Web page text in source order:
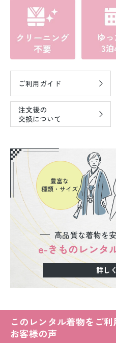
ご利用ガイド
注文後の
交換について
高品質な着物を
e-きものレンタ
詳し
このレンタル着物をご利
お客様の声